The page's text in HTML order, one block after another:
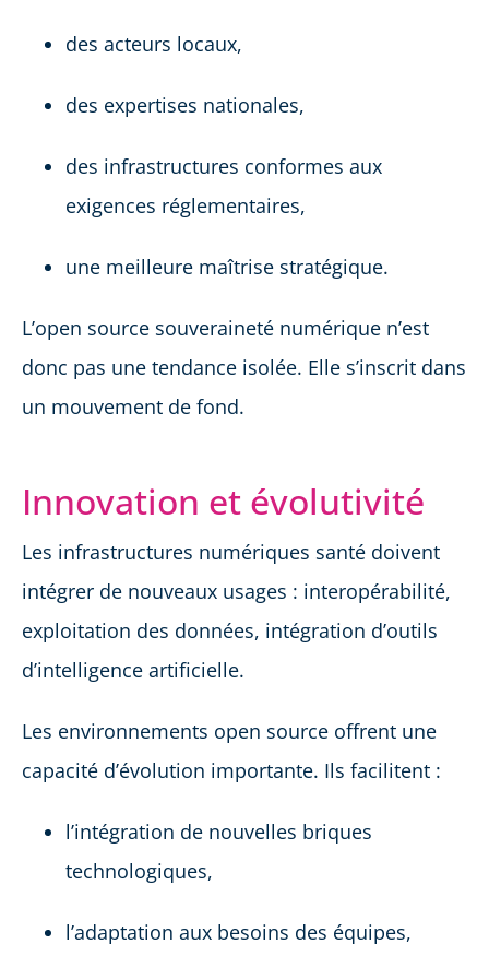
des acteurs locaux,
des expertises nationales,
des infrastructures conformes aux
exigences réglementaires,
une meilleure maîtrise stratégique.
L’open source souveraineté numérique n’est
donc pas une tendance isolée. Elle s’inscrit dans
un mouvement de fond.
Innovation et évolutivité
Les infrastructures numériques santé doivent
intégrer de nouveaux usages : interopérabilité,
exploitation des données, intégration d’outils
d’intelligence artificielle.
Les environnements open source offrent une
capacité d’évolution importante. Ils facilitent :
l’intégration de nouvelles briques
technologiques,
l’adaptation aux besoins des équipes,